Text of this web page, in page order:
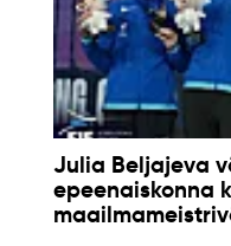
Julia Beljajeva
epeenaiskonna